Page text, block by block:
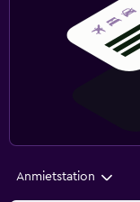
Anmietstation